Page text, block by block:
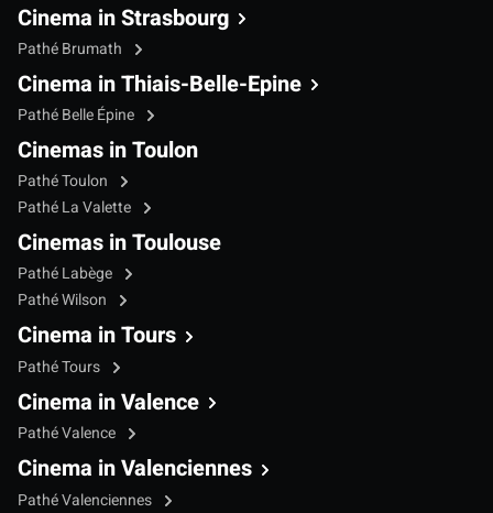
Cinema in Strasbourg
Pathé Brumath
Cinema in Thiais-Belle-Epine
Pathé Belle Épine
Cinemas in Toulon
Pathé Toulon
Pathé La Valette
Cinemas in Toulouse
Pathé Labège
Pathé Wilson
Cinema in Tours
Pathé Tours
Cinema in Valence
Pathé Valence
Cinema in Valenciennes
Pathé Valenciennes